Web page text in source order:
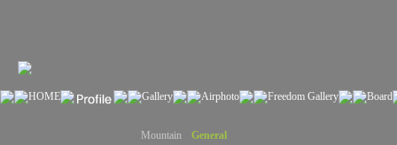
Mountain General